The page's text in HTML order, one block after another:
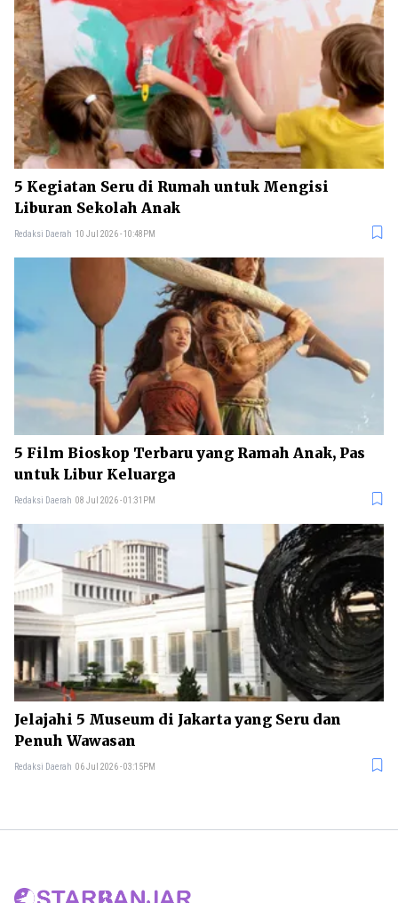
5 Kegiatan Seru di Rumah untuk Mengisi
Liburan Sekolah Anak
Redaksi Daerah 10 Jul 2026 - 10:48PM
5 Film Bioskop Terbaru yang Ramah Anak, Pas
untuk Libur Keluarga
Redaksi Daerah 08 Jul 2026 - 01:31PM
Jelajahi 5 Museum di Jakarta yang Seru dan
Penuh Wawasan
Redaksi Daerah 06 Jul 2026 - 03:15PM